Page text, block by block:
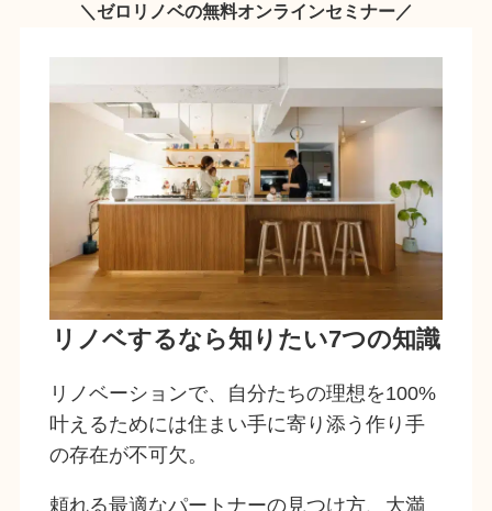
＼ ゼロリノベの無料オンラインセミナー／
リノベするなら知りたい7つの知識
リノベーションで、自分たちの理想を100%
叶えるためには住まい手に寄り添う作り手
の存在が不可欠。
頼れる最適なパートナーの見つけ方、大満